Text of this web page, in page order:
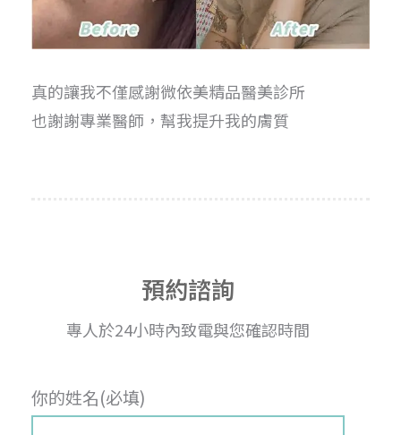
真的讓我不僅感謝微依美精品醫美診所
也謝謝專業醫師，幫我提升我的膚質
預約諮詢
專人於24小時內致電與您確認時間
你的姓名(必填)